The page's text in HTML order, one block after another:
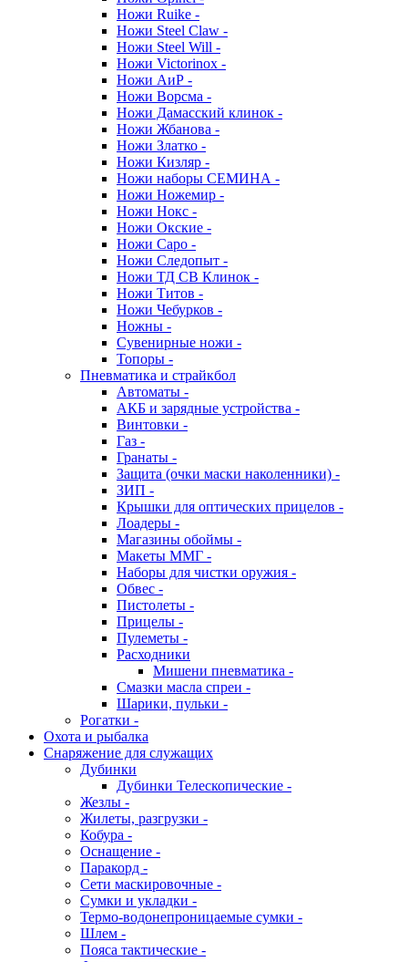
Ножи Ruike -
Ножи Steel Claw -
Ножи Steel Will -
Ножи Victorinox -
Ножи АиР -
Ножи Ворсма -
Ножи Дамасский клинок -
Ножи Жбанова -
Ножи Златко -
Ножи Кизляр -
Ножи наборы СЕМИНА -
Ножи Ножемир -
Ножи Нокс -
Ножи Окские -
Ножи Саро -
Ножи Следопыт -
Ножи ТД СВ Клинок -
Ножи Титов -
Ножи Чебурков -
Ножны -
Сувенирные ножи -
Топоры -
Пневматика и страйкбол
Автоматы -
АКБ и зарядные устройства -
Винтовки -
Газ -
Гранаты -
Защита (очки маски наколенники) -
ЗИП -
Крышки для оптических прицелов -
Лоадеры -
Магазины обоймы -
Макеты ММГ -
Наборы для чистки оружия -
Обвес -
Пистолеты -
Прицелы -
Пулеметы -
Расходники
Мишени пневматика -
Смазки масла спреи -
Шарики, пульки -
Рогатки -
Охота и рыбалка
Снаряжение для служащих
Дубинки
Дубинки Телескопические -
Жезлы -
Жилеты, разгрузки -
Кобура -
Оснащение -
Паракорд -
Сети маскировочные -
Сумки и укладки -
Термо-водонепроницаемые сумки -
Шлем -
Пояса тактические -